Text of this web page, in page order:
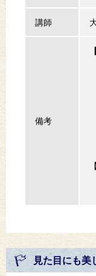
講師
備考
見た目にも